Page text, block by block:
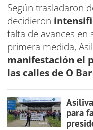
Según trasladaron
decidieron
falta de avances en
primera medida,
manifestación el
las calles de O
para